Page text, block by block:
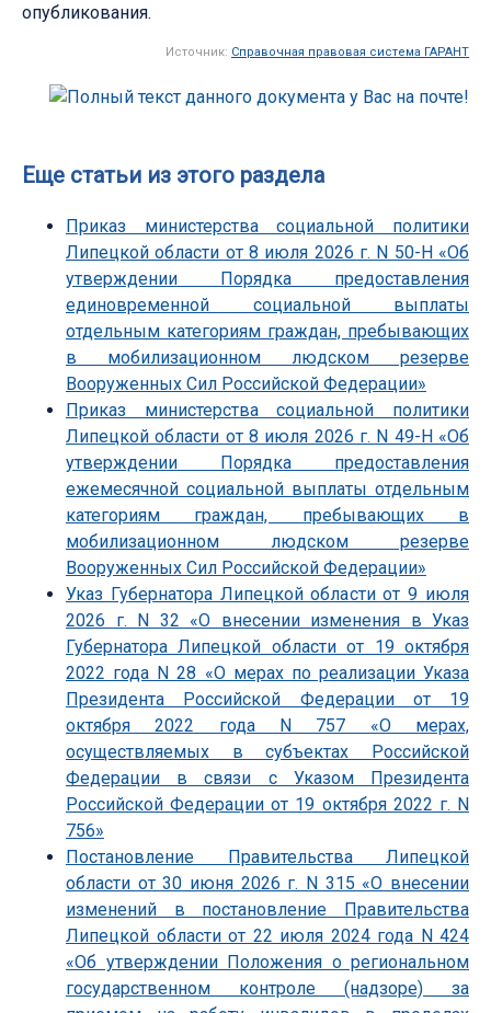
опубликования.
Источник: Справочная правовая система ГАРАНТ
Еще статьи из этого раздела
Приказ министерства социальной политики
Липецкой области от 8 июля 2026 г. N 50-Н «Об
утверждении Порядка предоставления
единовременной социальной выплаты
отдельным категориям граждан, пребывающих
в мобилизационном людском резерве
Вооруженных Сил Российской Федерации»
Приказ министерства социальной политики
Липецкой области от 8 июля 2026 г. N 49-Н «Об
утверждении Порядка предоставления
ежемесячной социальной выплаты отдельным
категориям граждан, пребывающих в
мобилизационном людском резерве
Вооруженных Сил Российской Федерации»
Указ Губернатора Липецкой области от 9 июля
2026 г. N 32 «О внесении изменения в Указ
Губернатора Липецкой области от 19 октября
2022 года N 28 «О мерах по реализации Указа
Президента Российской Федерации от 19
октября 2022 года N 757 «О мерах,
осуществляемых в субъектах Российской
Федерации в связи с Указом Президента
Российской Федерации от 19 октября 2022 г. N
756»
Постановление Правительства Липецкой
области от 30 июня 2026 г. N 315 «О внесении
изменений в постановление Правительства
Липецкой области от 22 июля 2024 года N 424
«Об утверждении Положения о региональном
государственном контроле (надзоре) за